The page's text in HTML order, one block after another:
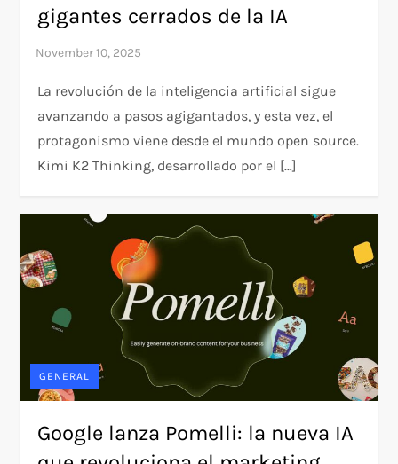
gigantes cerrados de la IA
La revolución de la inteligencia artificial sigue
avanzando a pasos agigantados, y esta vez, el
protagonismo viene desde el mundo open source.
Kimi K2 Thinking, desarrollado por el […]
GENERAL
Google lanza Pomelli: la nueva IA